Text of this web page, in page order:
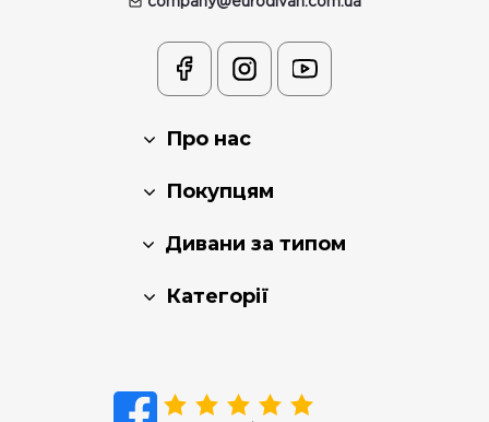
Про нас
Покупцям
Дивани за типом
Категорії